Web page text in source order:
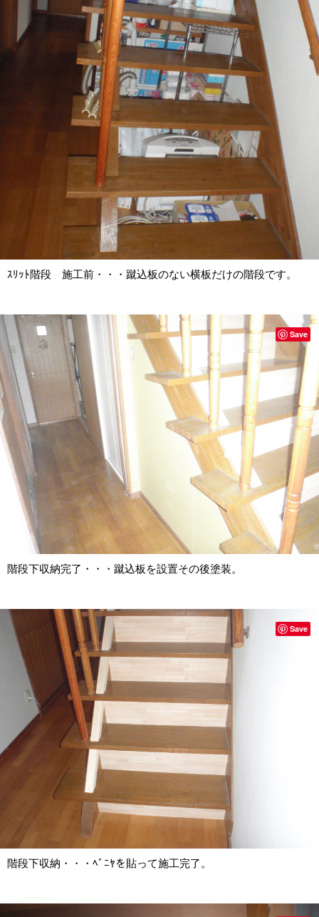
ｽﾘｯﾄ階段 施工前・・・蹴込板のない横板だけの階段です。
階段下収納完了・・・蹴込板を設置その後塗装。
Save
階段下収納・・・ﾍﾞﾆﾔを貼って施工完了。
Save